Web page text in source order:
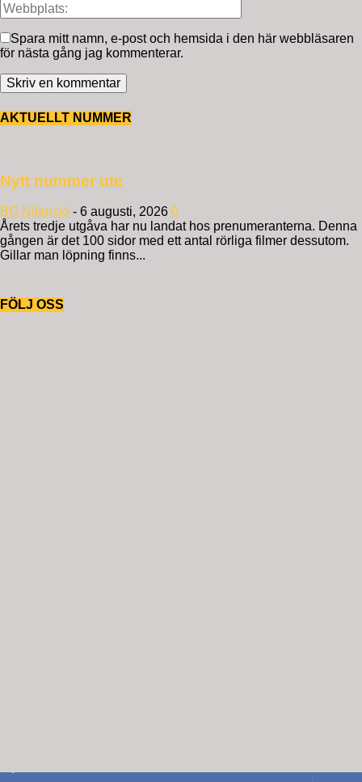
Spara mitt namn, e-post och hemsida i den här webbläsaren
för nästa gång jag kommenterar.
AKTUELLT NUMMER
Nytt nummer ute
BG Nilensjö - 6 augusti, 2026 0
Årets tredje utgåva har nu landat hos prenumeranterna. Denna
gången är det 100 sidor med ett antal rörliga filmer dessutom.
Gillar man löpning finns...
FÖLJ OSS